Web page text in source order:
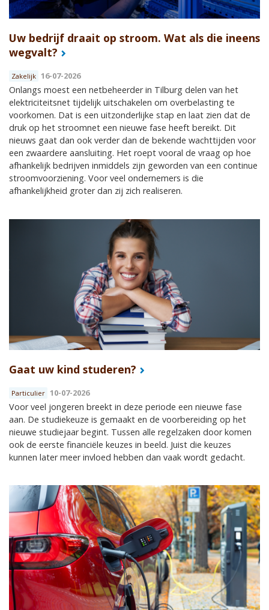
Uw bedrijf draait op stroom. Wat als die ineens
wegvalt?
Zakelijk 16-07-2026
Onlangs moest een netbeheerder in Tilburg delen van het
elektriciteitsnet tijdelijk uitschakelen om overbelasting te
voorkomen. Dat is een uitzonderlijke stap en laat zien dat de
druk op het stroomnet een nieuwe fase heeft bereikt. Dit
nieuws gaat dan ook verder dan de bekende wachttijden voor
een zwaardere aansluiting. Het roept vooral de vraag op hoe
afhankelijk bedrijven inmiddels zijn geworden van een continue
stroomvoorziening. Voor veel ondernemers is die
afhankelijkheid groter dan zij zich realiseren.
Gaat uw kind studeren?
Particulier 10-07-2026
Voor veel jongeren breekt in deze periode een nieuwe fase
aan. De studiekeuze is gemaakt en de voorbereiding op het
nieuwe studiejaar begint. Tussen alle regelzaken door komen
ook de eerste financiële keuzes in beeld. Juist die keuzes
kunnen later meer invloed hebben dan vaak wordt gedacht.